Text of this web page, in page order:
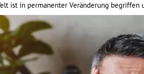
ist in permanenter Veränderung begriffen